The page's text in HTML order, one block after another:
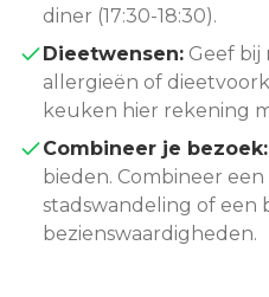
diner (17:30-18:30).
Dieetwensen: Geef
allergieën of
keuken hier rekening
Combineer je bezoek:
bieden. Combineer
stadswandeling of een
bezienswaardigheden.